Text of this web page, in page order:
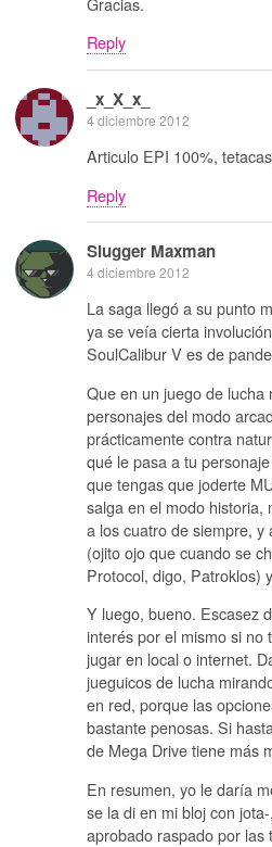
Reply
_x_X_x_
4 diciembre 2012
Articulo EPI 100%,
Reply
Slugger Maxman
4 diciembre 2012
La saga llegó a su punto
ya se veía cierta
SoulCalibur V es de
Que en un juego de
personajes del modo
prácticamente contra
qué le pasa a tu
que tengas que joderte
salga en el modo historia,
a los cuatro de siempre,
(ojito ojo que cuando se
Protocol, digo, Patroklos)
Y luego, bueno. Escasez
interés por el mismo si no
jugar en local o internet.
jueguicos de lucha
en red, porque las
bastante penosas. Si
de Mega Drive tiene más
En resumen, yo le daría
se la di en mi bloj con
aprobado raspado por las